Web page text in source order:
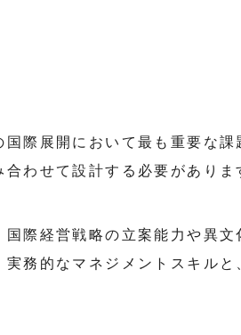
際展開において最も重要な
わせて設計する必要がありま
際経営戦略の立案能力や異
務的なマネジメントスキル